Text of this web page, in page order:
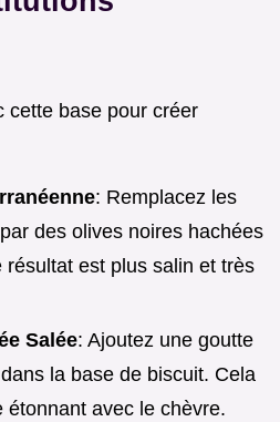
cette base pour créer
: Remplacez les
des olives noires hachées
résultat est plus salin et très
Salée: Ajoutez une goutte
la base de biscuit. Cela
étonnant avec le chèvre.